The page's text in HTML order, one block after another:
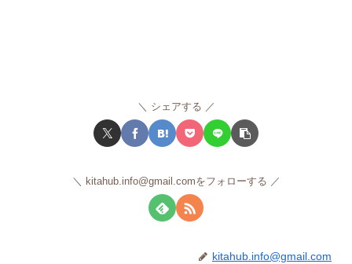
シェアする
kitahub.info@gmail.comをフォローする
kitahub.info@gmail.com